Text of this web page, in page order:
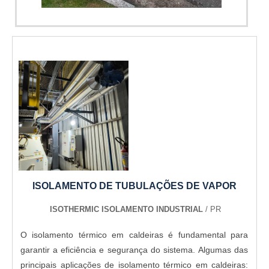
no mercado pela seriedade e qualidade que garante a
ISOLAMENTO DE TUBULAÇÕES DE VAPOR
ISOTHERMIC ISOLAMENTO INDUSTRIAL/ PR
O isolamento térmico em caldeiras é fundamental para
garantir a eficiência e segurança do sistema. Algumas das
principais aplicações de isolamento térmico em caldeiras: